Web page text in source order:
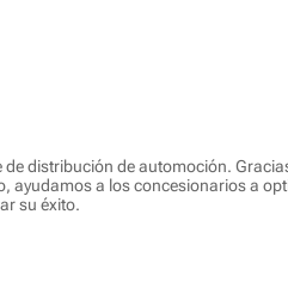
distribución de automoción.
ayudamos a los concesionarios a
su éxito.